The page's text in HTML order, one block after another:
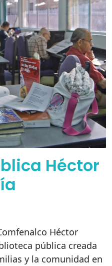
Héctor
Héctor
pública creada
y la comunidad en